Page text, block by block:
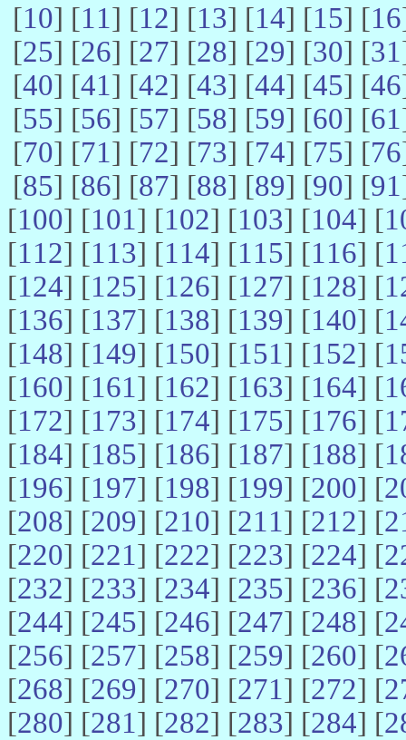
[10] [11] [12] [13] [14] [15] [16
[25] [26] [27] [28] [29] [30] [31
[40] [41] [42] [43] [44] [45] [46
[55] [56] [57] [58] [59] [60] [61
[70] [71] [72] [73] [74] [75] [76
[85] [86] [87] [88] [89] [90] [91
[100] [101] [102] [103] [104] [
[112] [113] [114] [115] [116] [
[124] [125] [126] [127] [128] [
[136] [137] [138] [139] [140] [
[148] [149] [150] [151] [152] [
[160] [161] [162] [163] [164] [
[172] [173] [174] [175] [176] [
[184] [185] [186] [187] [188] [
[196] [197] [198] [199] [200] [
[208] [209] [210] [211] [212] [
[220] [221] [222] [223] [224] [
[232] [233] [234] [235] [236] [
[244] [245] [246] [247] [248] [
[256] [257] [258] [259] [260] [
[268] [269] [270] [271] [272] [
[280] [281] [282] [283] [284] [